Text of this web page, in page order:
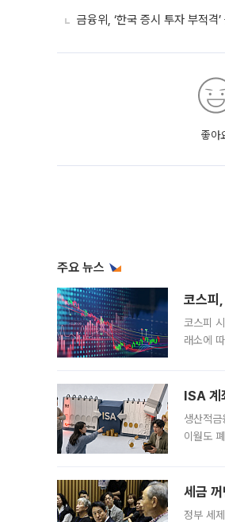
금융위, ‘한국 증시 투자 부적
좋아
주요 뉴스
코스피
코스피
래소에
ISA 계
생산적
이월도
세금
정부 세